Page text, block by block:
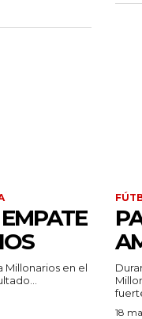
Millonarios en el
18